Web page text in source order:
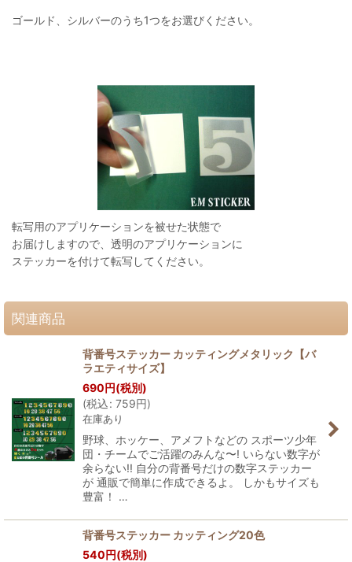
ゴールド、シルバーのうち1つをお選びください。
転写用のアプリケーションを被せた状態で
お届けしますので、透明のアプリケーションに
ステッカーを付けて転写してください。
関連商品
背番号ステッカー カッティングメタリック【バ
ラエティサイズ】
690円(税別)
(税込: 759円)
在庫あり
野球、ホッケー、アメフトなどの スポーツ少年
団・チームでご活躍のみんな〜! いらない数字が
余らない!! 自分の背番号だけの数字ステッカー
が 通販で簡単に作成できるよ。 しかもサイズも
豊富！ …
背番号ステッカー カッティング20色
540円(税別)